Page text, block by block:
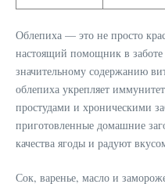
Облепиха — это не просто
настоящий помощник в заботе
значительному содержанию
облепиха укрепляет
простудами и хроническими
приготовленные домашние
качества ягоды и радуют
Сок, варенье, масло и